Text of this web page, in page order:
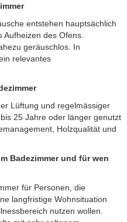
entstehen hauptsächlich
des Ofens.
geräuschlos. In
relevantes
Lüftung und regelmässiger
25 Jahre oder länger genutzt
Holzqualität und
Badezimmer und für wen
für Personen, die
langfristige Wohnsituation
nutzen wollen.